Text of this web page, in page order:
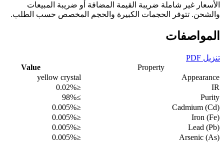
الأسعار غير شاملة ضريبة القيمة المضافة أو ضريبة المبيعات
والشحن. تتوفر الحجمات الكبيرة والحجم المخصص حسب الطلب.
المواصفات
تنزيل PDF
Property
Value
Appearance
yellow crystal
IR
≤0.02%
Purity
≥98%
Cadmium (Cd)
≤0.005%
Iron (Fe)
≤0.005%
Lead (Pb)
≤0.005%
Arsenic (As)
≤0.005%